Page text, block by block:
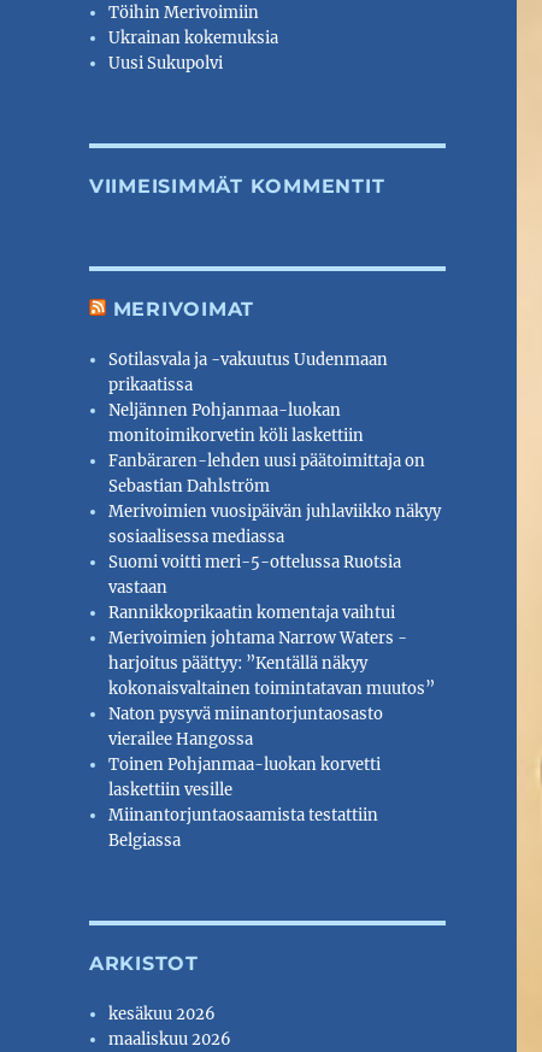
Töihin Merivoimiin
Ukrainan kokemuksia
Uusi Sukupolvi
VIIMEISIMMÄT KOMMENTIT
MERIVOIMAT
Sotilasvala ja -vakuutus Uudenmaan
prikaatissa
Neljännen Pohjanmaa-luokan
monitoimikorvetin köli laskettiin
Fanbäraren-lehden uusi päätoimittaja on
Sebastian Dahlström
Merivoimien vuosipäivän juhlaviikko näkyy
sosiaalisessa mediassa
Suomi voitti meri-5-ottelussa Ruotsia
vastaan
Rannikkoprikaatin komentaja vaihtui
Merivoimien johtama Narrow Waters -
harjoitus päättyy: ”Kentällä näkyy
kokonaisvaltainen toimintatavan muutos”
Naton pysyvä miinantorjuntaosasto
vierailee Hangossa
Toinen Pohjanmaa-luokan korvetti
laskettiin vesille
Miinantorjuntaosaamista testattiin
Belgiassa
ARKISTOT
kesäkuu 2026
maaliskuu 2026